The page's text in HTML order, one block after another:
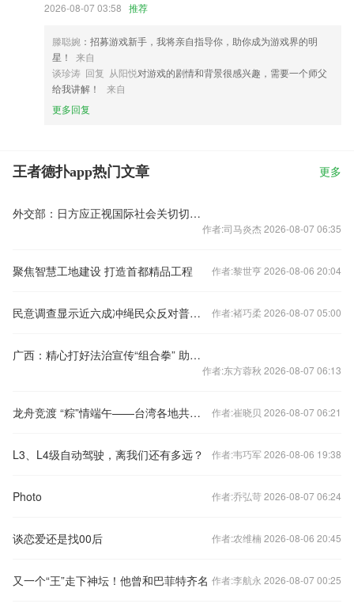
2026-08-07 03:58 推荐
滕聪婉 ：招募游戏新手，我将亲自指导你，助你成为游戏界的明
星！
来自
谈珍涛 回复 从阳悦对游戏的剧情和背景很感兴趣，需要一个师父
给我讲解！
来自
更多回复
王者德扑app热门文章 更多
外交部：日方应正视国际社会关切切实履行不扩散核武器的国际法义务
作者:司马炎杰 2026-08-07 06:35
聚焦智慧工地建设 打造首都精品工程 作者:黎世亨 2026-08-06 20:04
民意调查显示近六成冲绳民众反对普天间机场境内搬迁 作者:褚巧柔 2026-08-07 05:00
广西：精心打好法治宣传“组合拳” 助推优化法治化营商环境
作者:东方蓉秋 2026-08-07 06:13
龙舟竞渡 “粽”情端午——台湾各地共庆传统佳节 作者:崔晓贝 2026-08-07 06:21
L3、L4级自动驾驶，离我们还有多远？ 作者:韦巧军 2026-08-06 19:38
Photo 作者:乔弘苛 2026-08-07 06:24
谈恋爱还是找00后 作者:农维楠 2026-08-06 20:45
又一个“王”走下神坛！他曾和巴菲特齐名 作者:李航永 2026-08-07 00:25